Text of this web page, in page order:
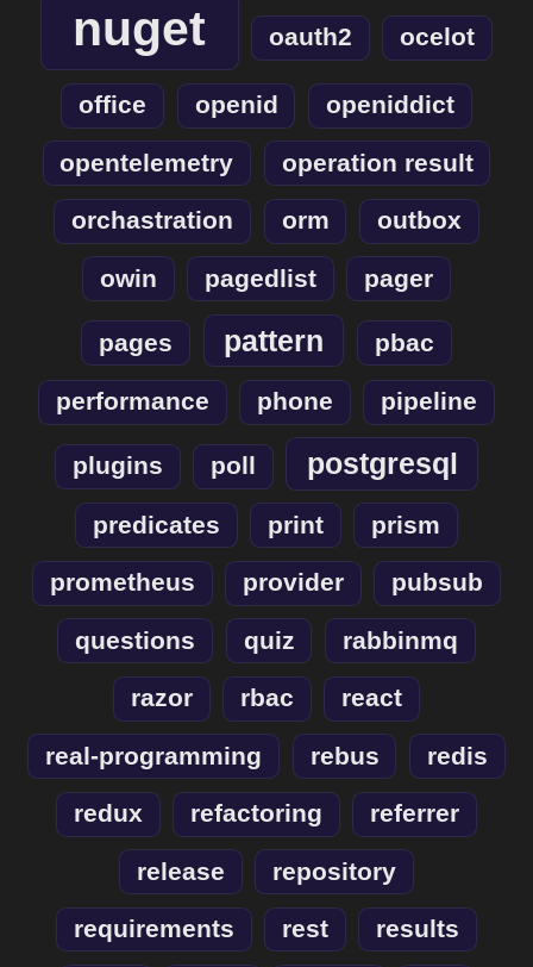
nuget oauth2 ocelot
office openid openiddict
opentelemetry operation result
orchastration orm outbox
owin pagedlist pager
pages pattern pbac
performance phone pipeline
plugins poll postgresql
predicates print prism
prometheus provider pubsub
questions quiz rabbinmq
razor rbac react
real-programming rebus redis
redux refactoring referrer
release repository
requirements rest results